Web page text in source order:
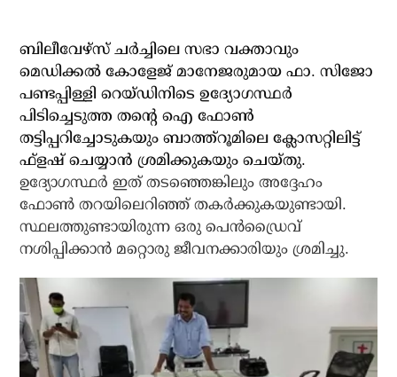
ബിലീവേഴ്‌സ് ചര്‍ച്ചിലെ സഭാ വക്താവും
മെഡിക്കല്‍ കോളേജ് മാനേജരുമായ ഫാ. സിജോ
പണ്ടപ്പിള്ളി റെയ്ഡിനിടെ ഉദ്യോഗസ്ഥര്‍
പിടിച്ചെടുത്ത തന്റെ ഐ ഫോണ്‍
തട്ടിപ്പറിച്ചോടുകയും ബാത്ത്‌റൂമിലെ ക്ലോസറ്റിലിട്ട്
ഫ്‌ളഷ് ചെയ്യാന്‍ ശ്രമിക്കുകയും ചെയ്തു.
ഉദ്യോഗസ്ഥര്‍ ഇത് തടഞ്ഞെങ്കിലും അദ്ദേഹം
ഫോണ്‍ തറയിലെറിഞ്ഞ് തകര്‍ക്കുകയുണ്ടായി.
സ്ഥലത്തുണ്ടായിരുന്ന ഒരു പെന്‍ഡ്രൈവ്
നശിപ്പിക്കാന്‍ മറ്റൊരു ജീവനക്കാരിയും ശ്രമിച്ചു.